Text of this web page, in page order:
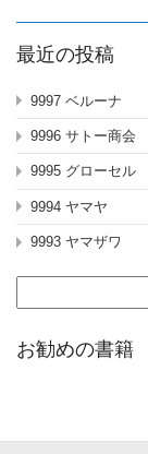
最近の投稿
9997 ベルーナ
9996 サトー商会
9995 グローセル
9994 ヤマヤ
9993 ヤマザワ
索:
お勧めの書籍